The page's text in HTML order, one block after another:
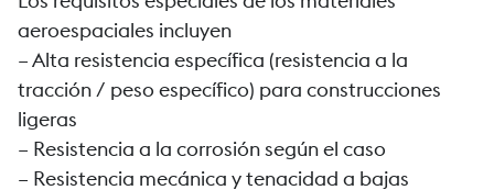
aeroespaciales incluyen
– Alta resistencia específica (resistencia a la
tracción / peso específico) para construcciones
ligeras
– Resistencia a la corrosión según el caso
– Resistencia mecánica y tenacidad a bajas